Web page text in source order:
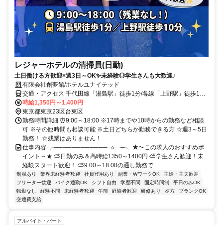
レジャーホテルの清掃員(日勤)
土日働ける方歓迎×週3日～OK✨未経験◎学生さんも大歓迎♪
有限会社創夢館/ホテルユナイテッド
交通・アクセス 千代田線「湯島駅」徒歩1分/各線「上野駅」徒歩10
分
時給1,350円～1,400円
東京都東京23区台東区
勤務時間詳細 ⏰9:00～18:00 ※17時までや10時からの勤務など相談
可 ※その他時間も相談可能 ※土日どちらか勤務できる方 ☆週3～5日
勤務！ ☆残業はありません！
仕事内容 ╭────────────･⭐･･─╮ ★～この求人のおすすめポ
イント～★ ⛅日勤のみ＆高時給1350～1400円 ⛅学生さん歓迎！未
経験スタート歓迎！ ⛅9:00～18:00の通し勤務で...
制服あり 業界未経験者歓迎 社員登用あり 副業・WワークOK
主婦・主夫歓迎
フリーター歓迎
バイク通勤OK シフト自由 学歴不問 固定時間制
平日のみOK
転勤なし
経験不問 未経験者歓迎 午前 経験者歓迎 研修あり 夕方
ブランクOK
交通費支給
アルバイト・パート